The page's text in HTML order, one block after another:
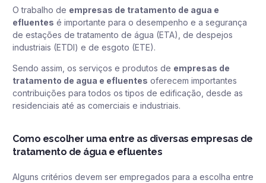
O trabalho de empresas de tratamento de agua e
efluentes é importante para o desempenho e a segurança
de estações de tratamento de água (ETA), de despejos
industriais (ETDI) e de esgoto (ETE).
Sendo assim, os serviços e produtos de empresas de
tratamento de agua e efluentes oferecem importantes
contribuições para todos os tipos de edificação, desde as
residenciais até as comerciais e industriais.
Como escolher uma entre as diversas empresas de
tratamento de água e efluentes
Alguns critérios devem ser empregados para a escolha entre